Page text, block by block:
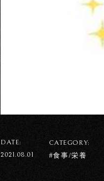
DATE:
2021.08.01
CATEGORY:
#食事/栄養